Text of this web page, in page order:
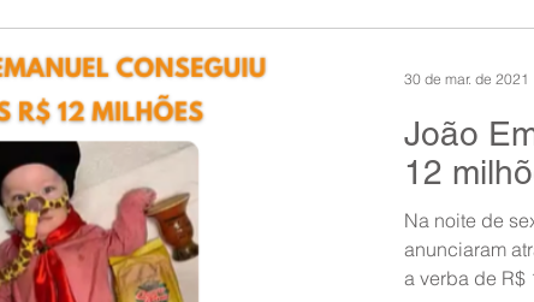
>> Convenção Coletiva
Safety Window Auxílio Mútuo Depoimentos
Workshop ASAGOL Teste ICAO
João
12
Na noite de
anunciaram
a verba de R$
30 de mar. de 2021